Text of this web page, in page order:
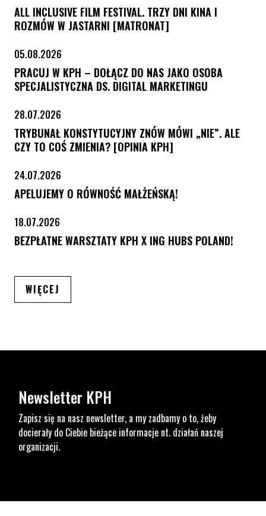
ALL INCLUSIVE FILM FESTIVAL. TRZY DNI KINA I
ROZMÓW W JASTARNI [MATRONAT]
05.08.2026
PRACUJ W KPH – DOŁĄCZ DO NAS JAKO OSOBA
SPECJALISTYCZNA DS. DIGITAL MARKETINGU
28.07.2026
TRYBUNAŁ KONSTYTUCYJNY ZNÓW MÓWI „NIE”. ALE
CZY TO COŚ ZMIENIA? [OPINIA KPH]
24.07.2026
APELUJEMY O RÓWNOŚĆ MAŁŻEŃSKĄ!
18.07.2026
BEZPŁATNE WARSZTATY KPH X ING HUBS POLAND!
WIĘCEJ
Newsletter KPH
Zapisz się na nasz newsletter, a my zadbamy o to, żeby
docierały do Ciebie bieżące informacje nt. działań naszej
organizacji.